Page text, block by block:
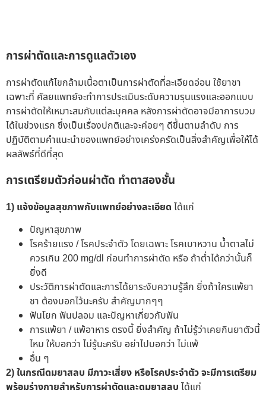
การผ่าตัดและการดูแลตัวเอง
การผ่าตัดแก้ไขกล้ามเนื้อตาเป็นการผ่าตัดที่ละเอียดอ่อน ใช้ยาชา
เฉพาะที่ ศัลยแพทย์จะทำการประเมินระดับความรุนแรงและออกแบบ
การผ่าตัดให้เหมาะสมกับแต่ละบุคคล หลังการผ่าตัดอาจมีอาการบวม
ได้ในช่วงแรก ซึ่งเป็นเรื่องปกติและจะค่อยๆ ดีขึ้นตามลำดับ การ
ปฏิบัติตามคำแนะนำของแพทย์อย่างเคร่งครัดเป็นสิ่งสำคัญเพื่อให้ได้
ผลลัพธ์ที่ดีที่สุด
การเตรียมตัวก่อนผ่าตัด ทำตาสองชั้น
1) แจ้งข้อมูลสุขภาพกับแพทย์อย่างละเอียด ได้แก่
ปัญหาสุขภาพ
โรคร้ายแรง / โรคประจำตัว โดยเฉพาะ โรคเบาหวาน น้ำตาลไม่
ควรเกิน 200 mg/dl ก่อนทำการผ่าตัด หรือ ถ้าต่ำได้กว่านั้นก็
ยิ่งดี
ประวัติการผ่าตัดและการได้ยาระงับความรู้สึก ยิ่งถ้าใครแพ้ยา
ชา ต้องบอกไว้นะครับ สำคัญมากๆๆ
ฟันโยก ฟันปลอม และปัญหาเกี่ยวกับฟัน
การแพ้ยา / แพ้อาหาร ตรงนี้ ยิ่งสำคัญ ถ้าไม่รู้ว่าเคยกินยาตัวนี้
ไหม ให้บอกว่า ไม่รู้นะครับ อย่าไปบอกว่า ไม่แพ้
อื่น ๆ
2)ในกรณีดมยาสลบ มีภาวะเสี่ยง หรือโรคประจำตัว จะมีการเตรียม
พร้อมร่างกายสำหรับการผ่าตัดและดมยาสลบ ได้แก่